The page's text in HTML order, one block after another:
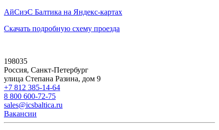
АйСиэС Балтика на Яндекс-картах
Скачать подробную схему проезда
198035
Россия, Санкт-Петербург
улица Степана Разина, дом 9
+7 812 385-14-64
8 800 600-72-75
sales@icsbaltica.ru
Вакансии